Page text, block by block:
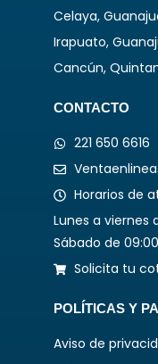
Celaya,
Irapuato,
Cancún,
CONTACTO
221 650 6616
Horarios de
Lunes a viernes
Sábado de
Solicita tu
POLÍTICAS Y
Aviso de